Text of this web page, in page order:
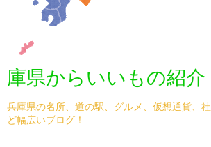
庫県からいいもの紹介
兵庫県の名所、道の駅、グルメ、仮想通貨、
ど幅広いブログ！